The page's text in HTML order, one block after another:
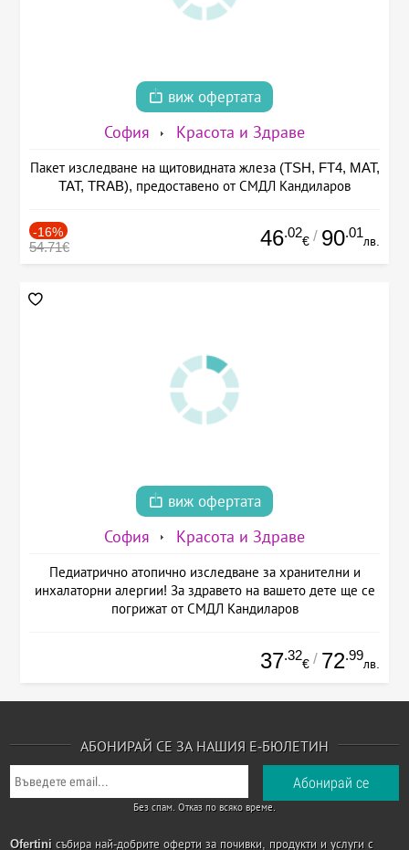
виж офертата
София Красота и Здраве
Пакет изследване на щитовидната жлеза (TSH, FT4, MAT,
TAT, TRAB), предоставено от СМДЛ Кандиларов
-16%
54.71€ 46.02
€ / 90.01
лв.
виж офертата
София Красота и Здраве
Педиатрично атопично изследване за хранителни и
инхалаторни алергии! За здравето на вашето дете ще се
погрижат от СМДЛ Кандиларов
37.32
€ / 72.99
лв.
АБОНИРАЙ СЕ ЗА НАШИЯ Е-БЮЛЕТИН
Без спам. Отказ по всяко време.
Ofertini събира най-добрите оферти за почивки, продукти и услуги с